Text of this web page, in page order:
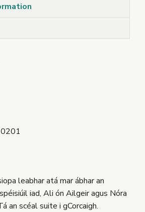
leabhar atá mar ábhar an
iad, Ali ón Ailgeir agus Nóra
an scéal suite i gCorcaigh.